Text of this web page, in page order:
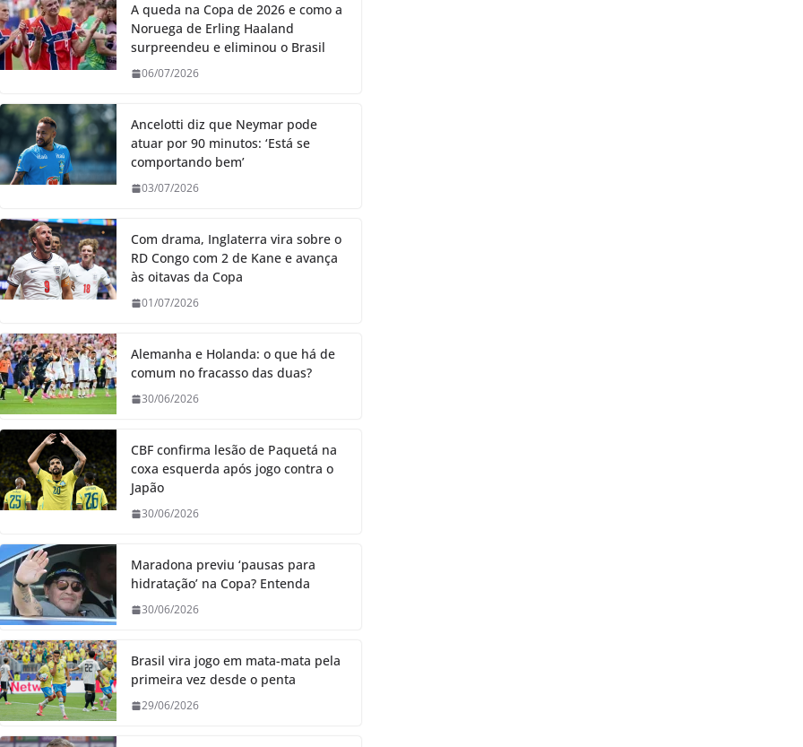
A queda na Copa de 2026 e como a
Noruega de Erling Haaland
surpreendeu e eliminou o Brasil
06/07/2026
Ancelotti diz que Neymar pode
atuar por 90 minutos: ‘Está se
comportando bem’
03/07/2026
Com drama, Inglaterra vira sobre o
RD Congo com 2 de Kane e avança
às oitavas da Copa
01/07/2026
Alemanha e Holanda: o que há de
comum no fracasso das duas?
30/06/2026
CBF confirma lesão de Paquetá na
coxa esquerda após jogo contra o
Japão
30/06/2026
Maradona previu ‘pausas para
hidratação’ na Copa? Entenda
30/06/2026
Brasil vira jogo em mata-mata pela
primeira vez desde o penta
29/06/2026